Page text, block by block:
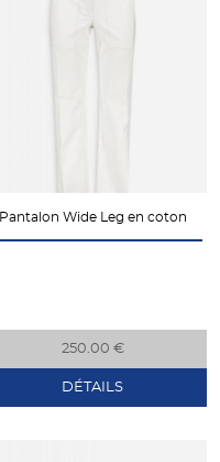
Pantalon Wide Leg en coton
250.00 €
DÉTAILS